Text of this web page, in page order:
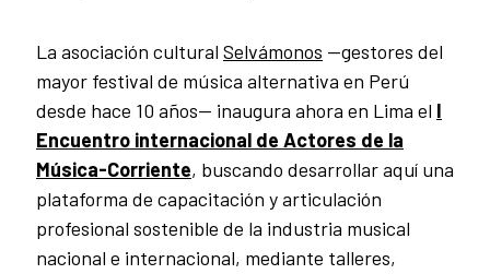
La asociación cultural Selvámonos —gestores del
mayor festival de música alternativa en Perú
desde hace 10 años— inaugura ahora en Lima el I
Encuentro internacional de Actores de la
Música-Corriente, buscando desarrollar aquí una
plataforma de capacitación y articulación
profesional sostenible de la industria musical
nacional e internacional, mediante talleres,